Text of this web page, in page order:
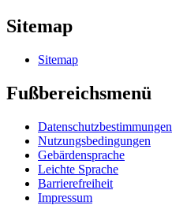
Sitemap
Sitemap
Fußbereichsmenü
Datenschutzbestimmungen
Nutzungsbedingungen
Gebärdensprache
Leichte Sprache
Barrierefreiheit
Impressum